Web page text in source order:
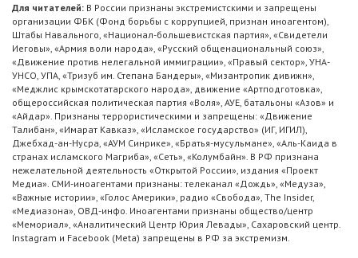
Для читателей: В России признаны экстремистскими и запрещены
организации ФБК (Фонд борьбы с коррупцией, признан иноагентом),
Штабы Навального, «Национал-большевистская партия», «Свидетели
Иеговы», «Армия воли народа», «Русский общенациональный союз»,
«Движение против нелегальной иммиграции», «Правый сектор», УНА-
УНСО, УПА, «Тризуб им. Степана Бандеры», «Мизантропик дивижн»,
«Меджлис крымскотатарского народа», движение «Артподготовка»,
общероссийская политическая партия «Воля», АУЕ, батальоны «Азов» и
«Айдар». Признаны террористическими и запрещены: «Движение
Талибан», «Имарат Кавказ», «Исламское государство» (ИГ, ИГИЛ),
Джебхад-ан-Нусра, «АУМ Синрике», «Братья-мусульмане», «Аль-Каида в
странах исламского Магриба», «Сеть», «Колумбайн». В РФ признана
нежелательной деятельность «Открытой России», издания «Проект
Медиа». СМИ-иноагентами признаны: телеканал «Дождь», «Медуза»,
«Важные истории», «Голос Америки», радио «Свобода», The Insider,
«Медиазона», ОВД-инфо. Иноагентами признаны общество/центр
«Мемориал», «Аналитический Центр Юрия Левады», Сахаровский центр.
Instagram и Facebook (Metа) запрещены в РФ за экстремизм.